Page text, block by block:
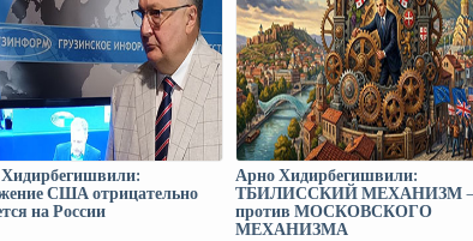
США отрицательно
на России
Арно Хидирбегишвили:
ТБИЛИССКИЙ МЕХАНИЗМ –
против МОСКОВСКОГО
МЕХАНИЗМА